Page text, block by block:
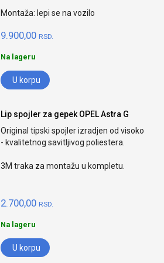
Montaža: lepi se na vozilo
9.900,00 RSD.
Na lageru
U korpu
Lip spojler za gepek OPEL Astra G
Original tipski spojler izradjen od visoko
- kvalitetnog savitljivog poliestera.
3M traka za montažu u kompletu.
2.700,00 RSD.
Na lageru
U korpu